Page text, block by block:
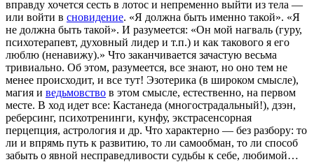
вправду хочется сесть в лотос и непременно выйти из тела —
или войти в сновидение. «Я должна быть именно такой». «Я
не должна быть такой». И разумеется: «Он мой нагваль (гуру,
психотерапевт, духовный лидер и т.п.) и как такового я его
люблю (ненавижу).» Что заканчивается зачастую весьма
тривиально. Об этом, разумеется, все знают, но оно тем не
менее происходит, и все тут! Эзотерика (в широком смысле),
магия и ведьмовство в этом смысле, естественно, на первом
месте. В ход идет все: Кастанеда (многострадальный!), дзэн,
реберсинг, психотренинги, кунфу, экстрасенсорная
перцепция, астрология и др. Что характерно — без разбору: то
ли и впрямь путь к развитию, то ли самообман, то ли способ
забыть о явной несправедливости судьбы к себе, любимой…